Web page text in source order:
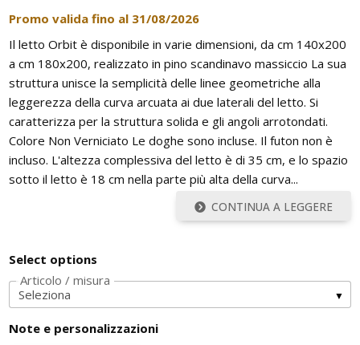
Promo valida fino al 31/08/2026
Il letto Orbit è disponibile in varie dimensioni, da cm 140x200
a cm 180x200, realizzato in pino scandinavo massiccio La sua
struttura unisce la semplicità delle linee geometriche alla
leggerezza della curva arcuata ai due laterali del letto. Si
caratterizza per la struttura solida e gli angoli arrotondati.
Colore Non Verniciato Le doghe sono incluse. Il futon non è
incluso. L'altezza complessiva del letto è di 35 cm, e lo spazio
sotto il letto è 18 cm nella parte più alta della curva...
CONTINUA A LEGGERE
Select options
Articolo / misura
Note e personalizzazioni